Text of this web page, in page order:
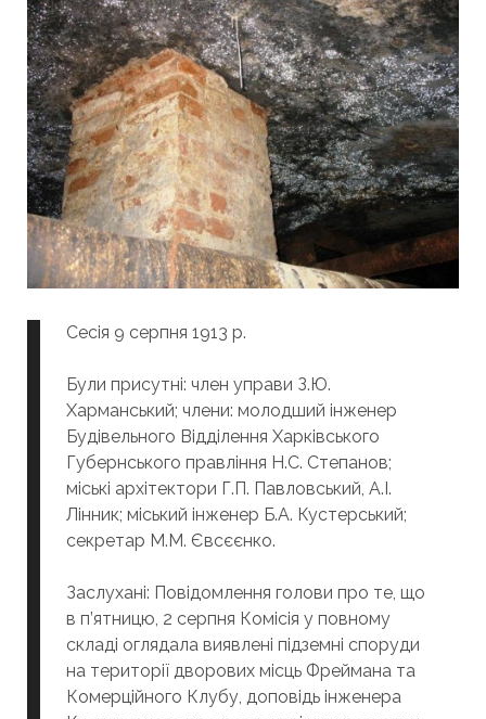
Сесія 9 серпня 1913 р.
Були присутні: член управи З.Ю.
Харманський; члени: молодший інженер
Будівельного Відділення Харківського
Губернського правління Н.С. Степанов;
міські архітектори Г.П. Павловський, А.І.
Лінник; міський інженер Б.А. Кустерський;
секретар М.М. Євсєєнко.
Заслухані: Повідомлення голови про те, що
в п’ятницю, 2 серпня Комісія у повному
складі оглядала виявлені підземні споруди
на території дворових місць Фреймана та
Комерційного Клубу, доповідь інженера